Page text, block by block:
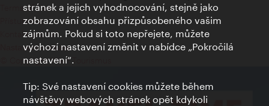
Terms of Use
Přístupnost
Kontakt pro tisk
Nastavení cookies
© Copyright Wien Tourismus
stránek a jejich vyhodnocování, stejně jako
zobrazování obsahu přizpůsobeného vašim
zájmům. Pokud si toto nepřejete, můžete
výchozí nastavení změnit v nabídce „Pokročilá
nastavení“.
Tip: Své nastavení cookies můžete během
návštěvy webových stránek opět kdykoli